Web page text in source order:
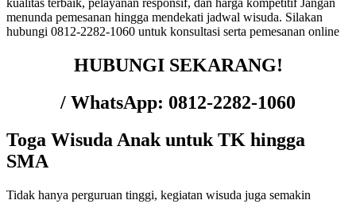
menunda pemesanan hingga mendekati jadwal wisuda. Silakan
hubungi 0812-2282-1060 untuk konsultasi serta pemesanan online
HUBUNGI SEKARANG!
/ WhatsApp: 0812-2282-1060
Toga Wisuda Anak untuk TK hingga
SMA
Tidak hanya perguruan tinggi, kegiatan wisuda juga semakin